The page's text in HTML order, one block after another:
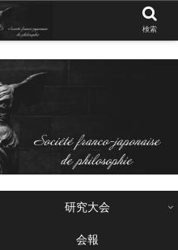
研究大会
会報
検索